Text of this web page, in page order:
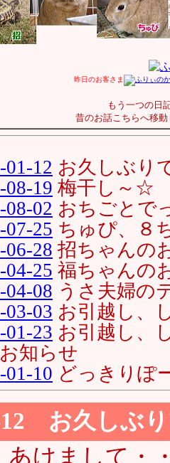
昨日のお客さま
もう一つの日
昔のお話こちらへ移
01-12 お久しぶり
08-19 梅干し～☆
08-02 おちごとで
07-25 ちゅぴ、８
06-28 招ちゃんの
04-25 福ちゃんの
04-08 うさ夫婦の
03-03 お引越し、
01-23 お引越し、
知らせ
01-10 どっきりぽ
12 お久しぶ
あけまして・